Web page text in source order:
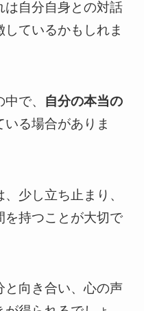
は自分自身との対話
ているかもしれま
で、 自分の本当の
る場合がありま
少し立ち止まり、
を持つことが大切で
と向き合い、心の声